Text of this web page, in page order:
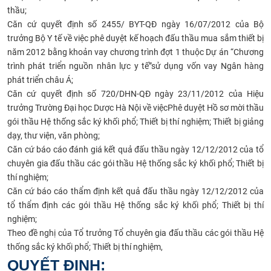
thầu;
Căn cứ quyết định số 2455/BYT-QĐ ngày 16/07/2012 của Bộ
trưởng Bộ Y tế về việc phê duyệt kế hoạch đấu thầu mua sắm thiết bị
năm 2012 bằng khoản vay chương trình đợt 1 thuộc Dự án “Chương
trình phát triển nguồn nhân lực y tế”sử dụng vốn vay Ngân hàng
phát triển châu Á;
Căn cứ quyết định số 720/DHN-QĐ ngày 23/11/2012 của Hiệu
trưởng Trường Đại học Dược Hà Nội về việcPhê duyệt Hồ sơmời thầu
gói thầu Hệ thống sắc ký khối phổ; Thiết bị thí nghiệm; Thiết bị giảng
dạy, thư viện, văn phòng;
Căn cứ báo cáo đánh giá kết quả đấu thầu ngày 12/12/2012 của tổ
chuyên gia đấu thầu các gói thầu Hệ thống sắc ký khối phổ; Thiết bị
thí nghiệm;
Căn cứ báo cáo thẩm định kết quả đấu thầu ngày 12/12/2012 của
tổ thẩm định các gói thầu Hệ thống sắc ký khối phổ; Thiết bị thí
nghiệm;
Theo đề nghị của Tổ trưởng Tổ chuyên gia đấu thầu cácgói thầu Hệ
thống sắc ký khối phổ; Thiết bị thí nghiệm,
QUYẾT ĐỊNH: